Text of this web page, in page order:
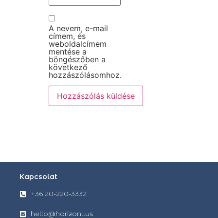
A nevem, e-mail
címem, és
weboldalcímem
mentése a
böngészőben a
következő
hozzászólásomhoz.
Kapcsolat
+36 20-220-3332
hello@horizont.us